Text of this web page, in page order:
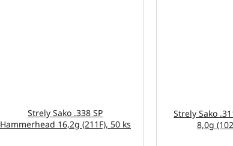
Strely Sako .338 SP
Hammerhead 16,2g (211F), 50 ks
Strely Sako
8,0g